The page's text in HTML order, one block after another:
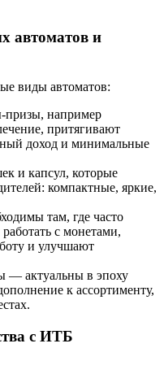
автоматов и
виды автоматов:
призы, например
притягивают
доход и минимальные
и капсул, которые
компактные, яркие,
там, где часто
с монетами,
и улучшают
— актуальны в эпоху
к ассортименту,
с ИТБ